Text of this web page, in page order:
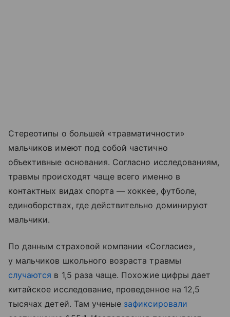
Стереотипы о большей «травматичности»
мальчиков имеют под собой частично
объективные основания. Согласно исследованиям,
травмы происходят чаще всего именно в
контактных видах спорта — хоккее, футболе,
единоборствах, где действительно доминируют
мальчики.
По данным страховой компании «Согласие»,
у мальчиков школьного возраста травмы
случаются в 1,5 раза чаще. Похожие цифры дает
китайское исследование, проведенное на 12,5
тысячах детей. Там ученые зафиксировали